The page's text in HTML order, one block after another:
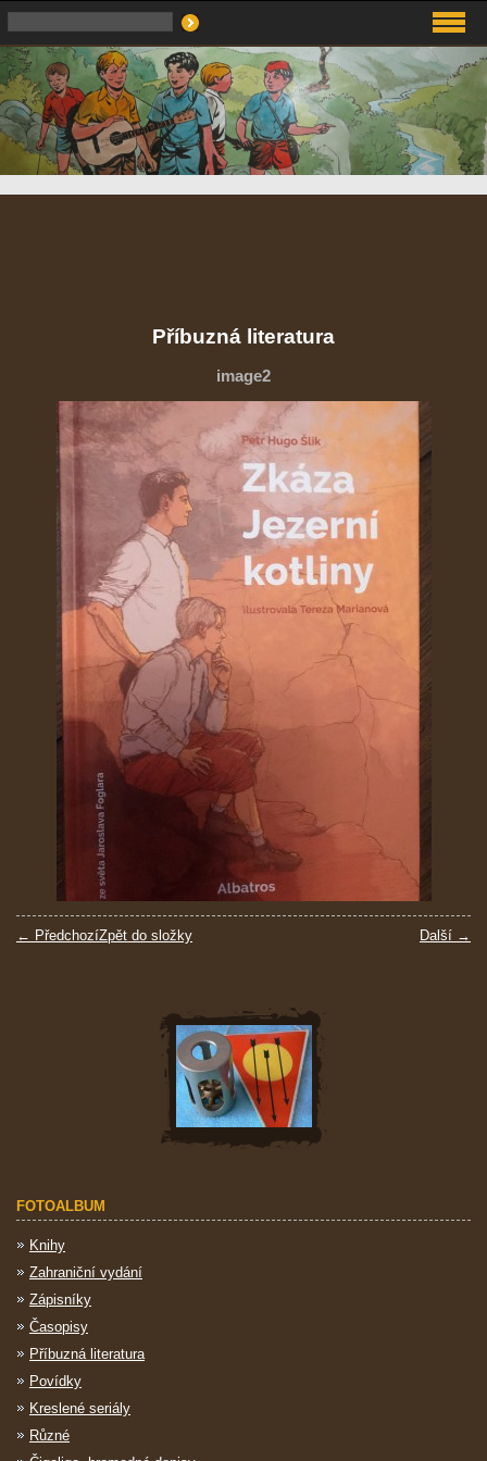
Příbuzná literatura
image2
← Předchozí Další →
Zpět do složky
FOTOALBUM
Knihy
Zahraniční vydání
Zápisníky
Časopisy
Příbuzná literatura
Povídky
Kreslené seriály
Různé